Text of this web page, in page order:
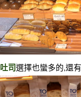
吐司 選擇也蠻多的,還有